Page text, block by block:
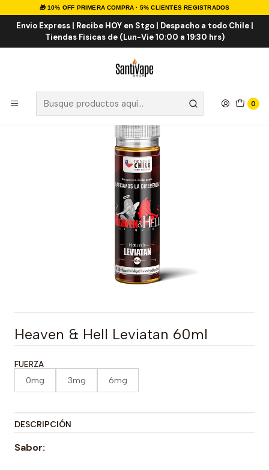
🎁 10% OFF PRIMERA COMPRA · 5% CLIENTES REGISTRADOS
Envio Express | Recibe HOY en Stgo | Despacho a todo Chile |
Tiendas Fisicas de (Lun-Vie 10:00 a 19:30 hrs)
0
Inicio E-LIQUID NACIONALES
Heaven & Hell Leviatan 60ml
Heaven & Hell Leviatan 60ml
FUERZA
0mg 3mg 6mg
DESCRIPCIÓN
Sabor: